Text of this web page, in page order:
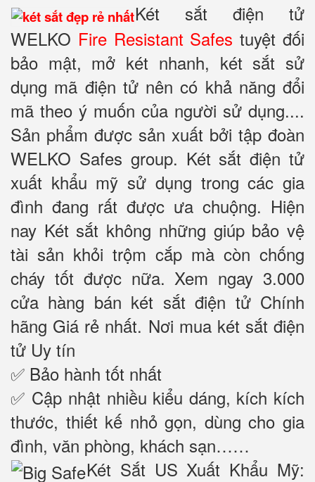
Két sắt điện tử
WELKO Fire Resistant Safes tuyệt đối
bảo mật, mở két nhanh, két sắt sử
dụng mã điện tử nên có khả năng đổi
mã theo ý muốn của người sử dụng....
Sản phẩm được sản xuất bởi tập đoàn
WELKO Safes group. Két sắt điện tử
xuất khẩu mỹ sử dụng trong các gia
đình đang rất được ưa chuộng. Hiện
nay Két sắt không những giúp bảo vệ
tài sản khỏi trộm cắp mà còn chống
cháy tốt được nữa. Xem ngay 3.000
cửa hàng bán két sắt điện tử Chính
hãng Giá rẻ nhất. Nơi mua két sắt điện
tử Uy tín
✅ Bảo hành tốt nhất
✅ Cập nhật nhiều kiểu dáng, kích kích
thước, thiết kế nhỏ gọn, dùng cho gia
đình, văn phòng, khách sạn……
Két Sắt US Xuất Khẩu Mỹ: